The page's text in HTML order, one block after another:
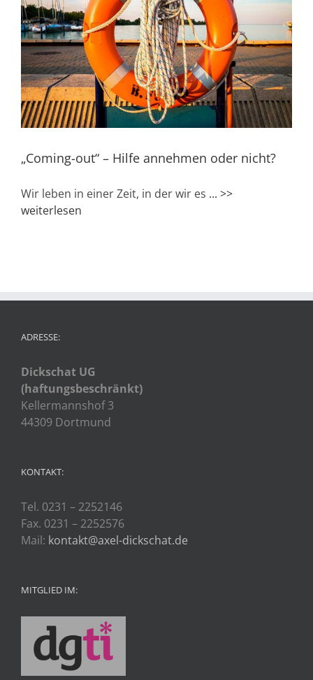
„Coming-out“ – Hilfe annehmen oder nicht?
Wir leben in einer Zeit, in der wir es ... >>
weiterlesen
ADRESSE:
Dickschat UG
(haftungsbeschränkt)
Kellermannshof 3
44309 Dortmund
KONTAKT:
Tel. 0231 – 2252146
Fax. 0231 – 2252576
Mail: kontakt@axel-dickschat.de
MITGLIED IM: